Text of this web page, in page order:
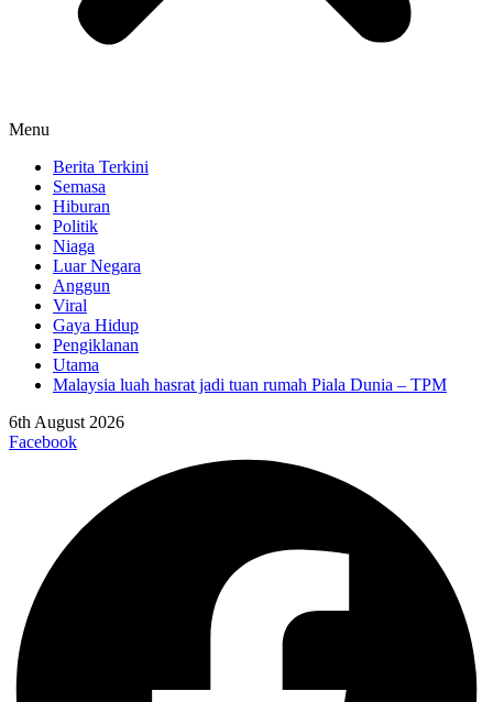
Menu
Berita Terkini
Semasa
Hiburan
Politik
Niaga
Luar Negara
Anggun
Viral
Gaya Hidup
Pengiklanan
Utama
Malaysia luah hasrat jadi tuan rumah Piala Dunia – TPM
6th August 2026
Facebook